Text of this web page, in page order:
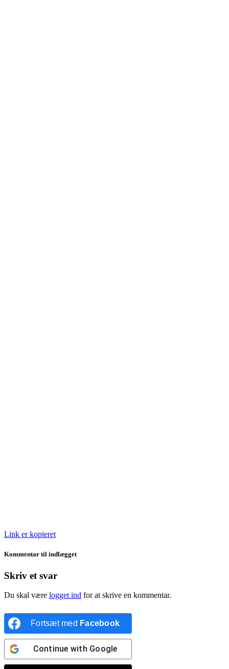
Link er kopieret
Kommentar til indlægget
Skriv et svar
Du skal være logget ind for at skrive en kommentar.
Fortsæt med Facebook
Continue with Google